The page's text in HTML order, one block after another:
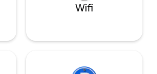
uso de un
cercano. La
Venecia.
Wifi